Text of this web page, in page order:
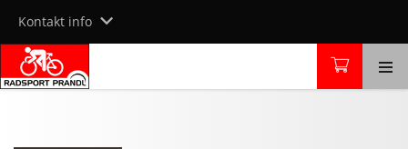
content
Kontakt info